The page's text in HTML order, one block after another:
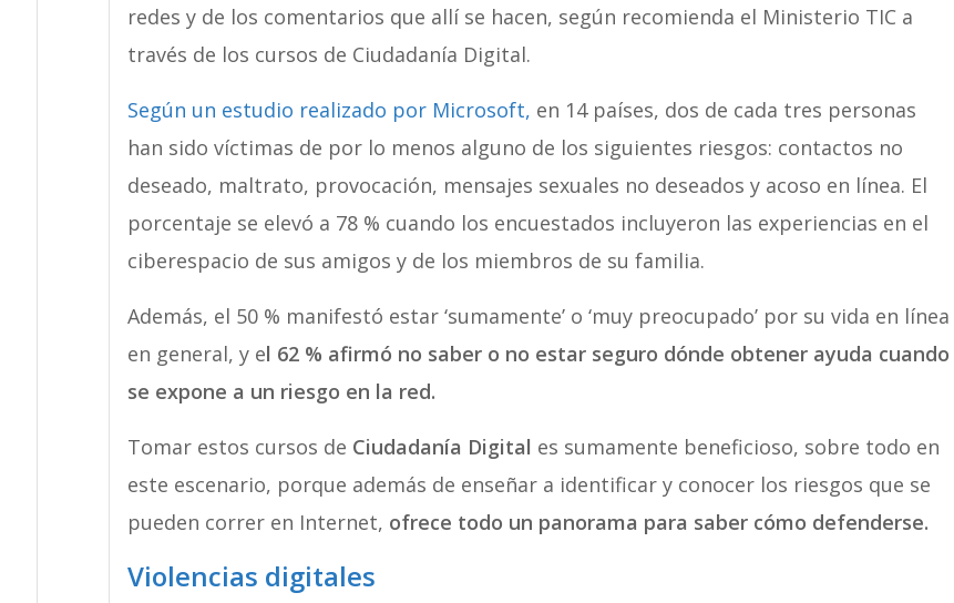
redes y de los comentarios que allí se hacen, según recomienda el Ministerio TIC a
través de los cursos de Ciudadanía Digital.
Según un estudio realizado por Microsoft, en 14 países, dos de cada tres personas
han sido víctimas de por lo menos alguno de los siguientes riesgos: contactos no
deseado, maltrato, provocación, mensajes sexuales no deseados y acoso en línea. El
porcentaje se elevó a 78 % cuando los encuestados incluyeron las experiencias en el
ciberespacio de sus amigos y de los miembros de su familia.
Además, el 50 % manifestó estar ‘sumamente’ o ‘muy preocupado’ por su vida en línea
en general, y el 62 % afirmó no saber o no estar seguro dónde obtener ayuda cuando
se expone a un riesgo en la red.
Tomar estos cursos de Ciudadanía Digital es sumamente beneficioso, sobre todo en
este escenario, porque además de enseñar a identificar y conocer los riesgos que se
pueden correr en Internet, ofrece todo un panorama para saber cómo defenderse.
Violencias digitales